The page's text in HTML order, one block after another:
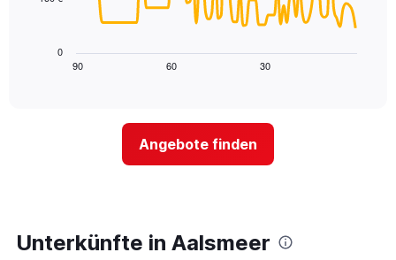
die
Diagramm
näher
das
90 60 30
0
Angebote finden
Unterkünfte in Aalsmeer